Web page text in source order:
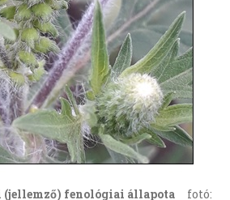
fenológiai állapota
fotó: